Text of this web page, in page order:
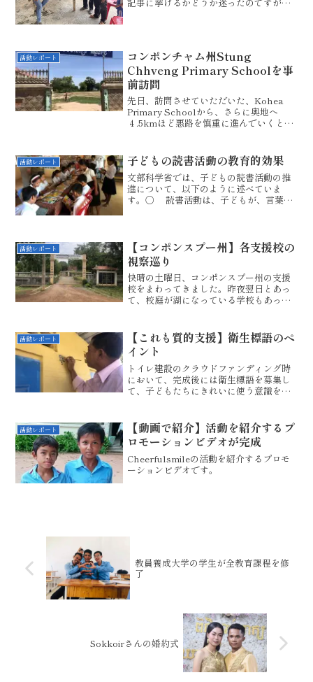
活動レポート
コンポンチャム州Stung
Chhveng Primary Schoolを事
前訪問
先日、訪問させていただいた、Kohea
Primary Schoolから、さらに奥地へ
４.5kmほど悪路を慎重に進んでいくと、
Villege。...
活動レポート 子どもの読書活動の教育的効果
文部科学省では、子どもの読書活動の推
進について、以下のように述べていま
す。○ 読書活動は、子どもが、言葉を
できないものです。○ ...
活動レポート
【コンポンスプー州】各支援校の
視察巡り
快晴の土曜日、コンポンスプー州の支援
校をまわってきました。昨夜翌日とあっ
て、校庭が湖になっている学校もあった
に回っていきました。奥地へ行けば行く
ほど、だんだん田舎度が増...
活動レポート
【これも質的支援】衛生標語のペ
イント
トイレ建設のクラウドファンディング時
において、完成後には衛生標語を募集し
て、子どもたちにきれいに使う意識をも
習慣きれいに使う意識公共心の向上トイ
レを見れば、その家の衛生...
活動レポート
【動画で紹介】活動を紹介するプ
ロモーションビデオが完成
Cheerfulsmileの活動を紹介するプロモ
ーションビデオです。
教員養成大学の学生が全教育課程を修
了
Sokkoirさんの婚約式